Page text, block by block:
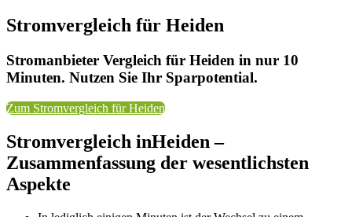
Stromvergleich für Heiden
Stromanbieter Vergleich für Heiden in nur 10
Minuten. Nutzen Sie Ihr Sparpotential.
Zum Stromvergleich für Heiden
Stromvergleich inHeiden –
Zusammenfassung der wesentlichsten
Aspekte